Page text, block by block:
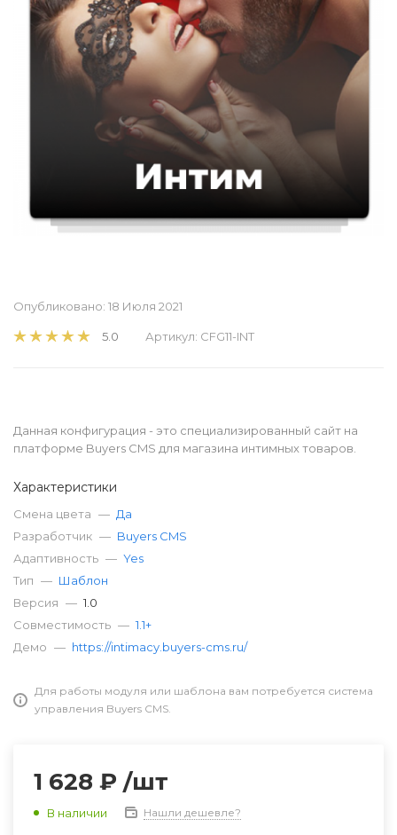
Опубликовано: 18 Июля 2021
5.0 Артикул: CFG11-INT
Данная конфигурация - это специализированный сайт на
платформе Buyers CMS для магазина интимных товаров.
Характеристики
Смена цвета — Да
Разработчик — Buyers CMS
Адаптивность — Yes
Тип — Шаблон
Версия — 1.0
Совместимость — 1.1+
Демо — https://intimacy.buyers-cms.ru/
Для работы модуля или шаблона вам потребуется система
управления Buyers CMS.
1 628 ₽ /шт
В наличии Нашли дешевле?